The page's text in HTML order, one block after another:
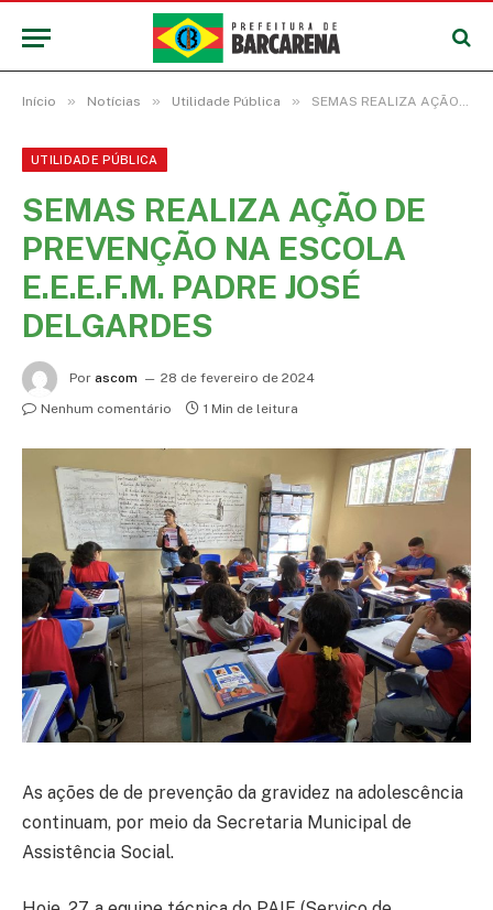
Início » Notícias » Utilidade Pública » SEMAS REALIZA AÇÃO DE PREVENÇÃO NA ESCOLA E.E.E.F.M. PADRE JOSÉ DELGARDES
UTILIDADE PÚBLICA
SEMAS REALIZA AÇÃO DE
PREVENÇÃO NA ESCOLA
E.E.E.F.M. PADRE JOSÉ
DELGARDES
Por ascom
28 de fevereiro de 2024
Nenhum comentário
1 Min de leitura
As ações de de prevenção da gravidez na adolescência
continuam, por meio da Secretaria Municipal de
Assistência Social.